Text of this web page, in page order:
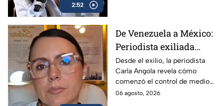
2:52
De Venezuela a México:
Periodista exiliada
alerta sobre los
peligros de censurar a
la prensa
Desde el exilio, la periodista
Carla Angola revela cómo
comenzó el control de medios
en Venezuela y por qué México
06 agosto, 2026